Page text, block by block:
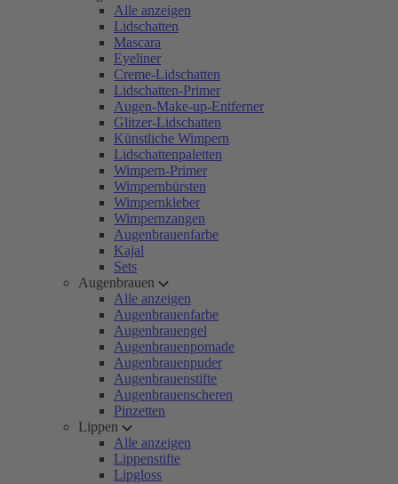
Alle anzeigen
Lidschatten
Mascara
Eyeliner
Creme-Lidschatten
Lidschatten-Primer
Augen-Make-up-Entferner
Glitzer-Lidschatten
Künstliche Wimpern
Lidschattenpaletten
Wimpern-Primer
Wimpernbürsten
Wimpernkleber
Wimpernzangen
Augenbrauenfarbe
Kajal
Sets
Augenbrauen
Alle anzeigen
Augenbrauenfarbe
Augenbrauengel
Augenbrauenpomade
Augenbrauenpuder
Augenbrauenstifte
Augenbrauenscheren
Pinzetten
Lippen
Alle anzeigen
Lippenstifte
Lipgloss